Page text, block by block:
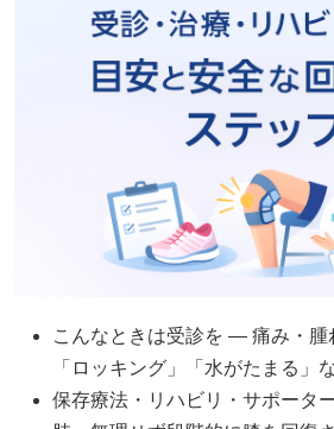
こんなときは受診を — 痛み・腫
「ロッキング」「水がたまる」
保存療法・リハビリ・サポータ